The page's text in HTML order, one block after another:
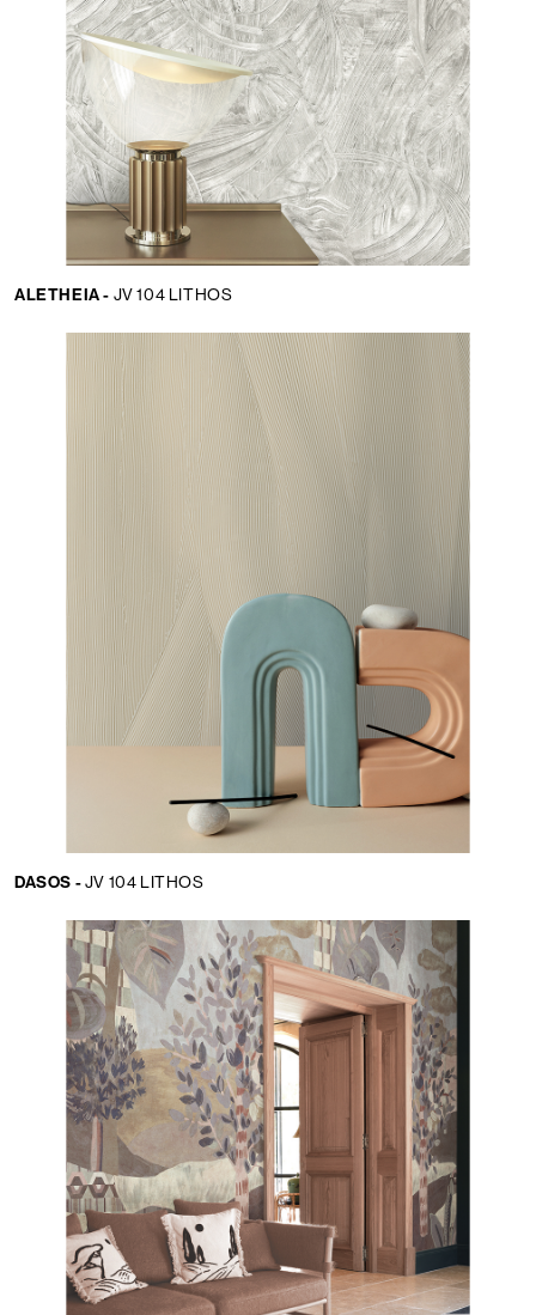
ALETHEIA - JV 104 LITHOS
DASOS -JV 104 LITHOS